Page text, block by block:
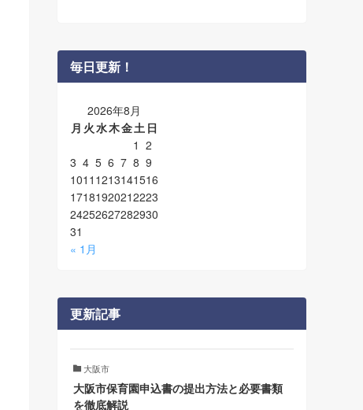
毎日更新！
2026年8月
月 火水木金土 日
1 2
3 4 5 6 7 8 9
1011 1213141516
17181920212223
24252627282930
31
« 1月
更新記事
大阪市
大阪市保育園申込書の提出方法と必要書類
を徹底解説